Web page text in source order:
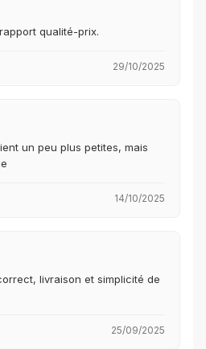
qualité-prix.
29/10/2025
un peu plus petites, mais
14/10/2025
livraison et simplicité de
25/09/2025